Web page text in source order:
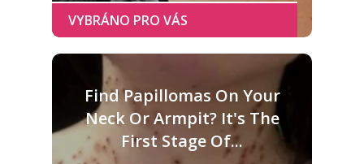
Find Papillomas On Your
Neck Or Armpit? It's The
First Stage Of...